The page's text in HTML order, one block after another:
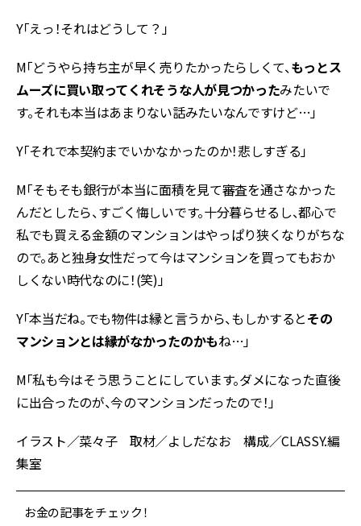
Y「えっ！それはどうして？」
M「どうやら持ち主が早く売りたかったらしくて、もっとス
ムーズに買い取ってくれそうな人が見つかったみたいで
す。それも本当はあまりない話みたいなんですけど…」
Y「それで本契約までいかなかったのか！悲しすぎる」
M「そもそも銀行が本当に面積を見て審査を通さなかった
んだとしたら、すごく悔しいです。十分暮らせるし、都心で
私でも買える金額のマンションはやっぱり狭くなりがちな
ので。あと独身女性だって今はマンションを買ってもおか
しくない時代なのに！(笑)」
Y「本当だね。でも物件は縁と言うから、もしかするとその
マンションとは縁がなかったのかもね…」
M「私も今はそう思うことにしています。ダメになった直後
に出合ったのが、今のマンションだったので！」
イラスト／菜々子 取材／よしだなお 構成／CLASSY.編
集室
お金の記事をチェック！